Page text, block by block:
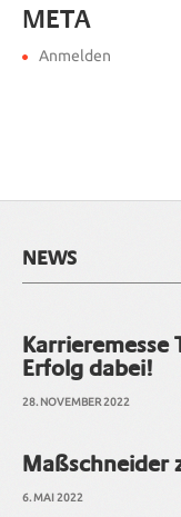
META
Anmelden
NEWS
Karrieremesse
Erfolg dabei!
28. NOVEMBER 2022
Maßschneider
6. MAI 2022